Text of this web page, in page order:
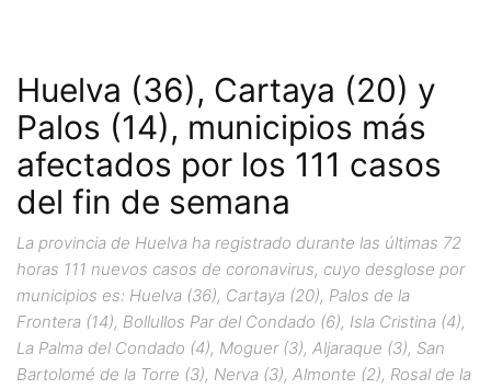
Huelva (36), Cartaya (20) y
Palos (14), municipios más
afectados por los 111 casos
del fin de semana
La provincia de Huelva ha registrado durante las últimas 72
horas 111 nuevos casos de coronavirus, cuyo desglose por
municipios es: Huelva (36), Cartaya (20), Palos de la
Frontera (14), Bollullos Par del Condado (6), Isla Cristina (4),
La Palma del Condado (4), Moguer (3), Aljaraque (3), San
Bartolomé de la Torre (3), Nerva (3), Almonte (2), Rosal de la